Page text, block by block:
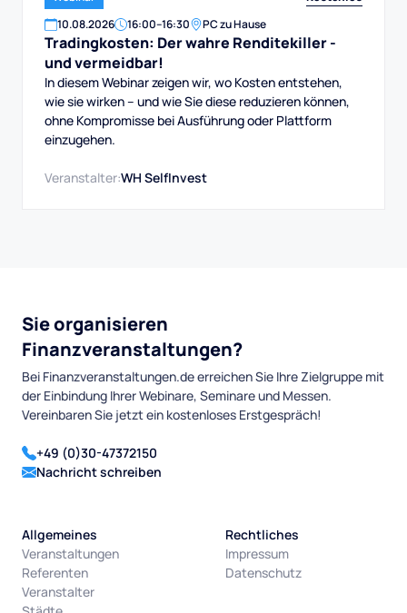
10.08.2026 16:00–16:30 PC zu Hause
Tradingkosten: Der wahre Renditekiller -
und vermeidbar!
In diesem Webinar zeigen wir, wo Kosten entstehen,
wie sie wirken – und wie Sie diese reduzieren können,
ohne Kompromisse bei Ausführung oder Plattform
einzugehen.
Veranstalter:WH SelfInvest
Sie organisieren
Finanzveranstaltungen?
Bei Finanzveranstaltungen.de erreichen Sie Ihre Zielgruppe mit
der Einbindung Ihrer Webinare, Seminare und Messen.
Vereinbaren Sie jetzt ein kostenloses Erstgespräch!
+49 (0)30-47372150
Nachricht schreiben
Allgemeines
Veranstaltungen
Referenten
Veranstalter
Rechtliches
Impressum
Datenschutz